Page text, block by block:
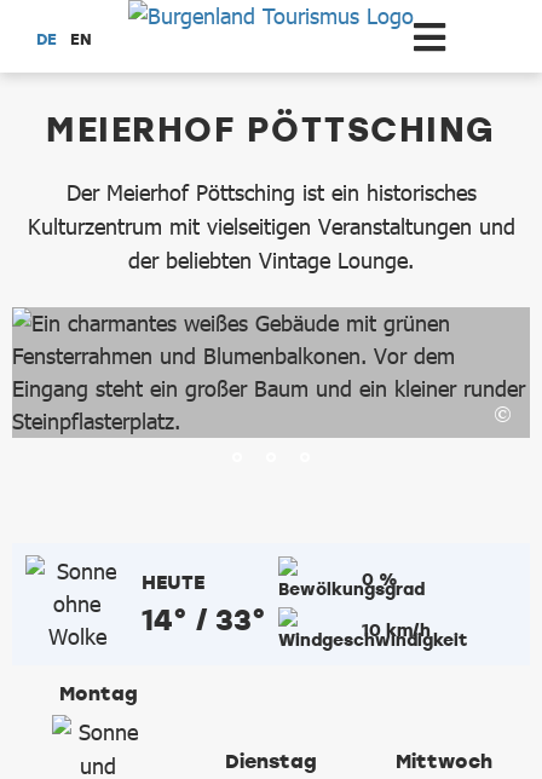
Zum Hauptinhalt springen
DE EN
MEIERHOF PÖTTSCHING
Der Meierhof Pöttsching ist ein historisches
Kulturzentrum mit vielseitigen Veranstaltungen und
der beliebten Vintage Lounge.
HEUTE
14° / 33°
0 %
10 km/h
Montag
Dienstag Mittwoch